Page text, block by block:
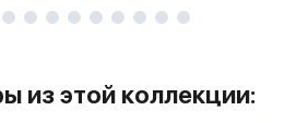
из этой коллекции: